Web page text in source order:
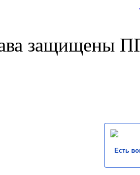
защищены
Есть